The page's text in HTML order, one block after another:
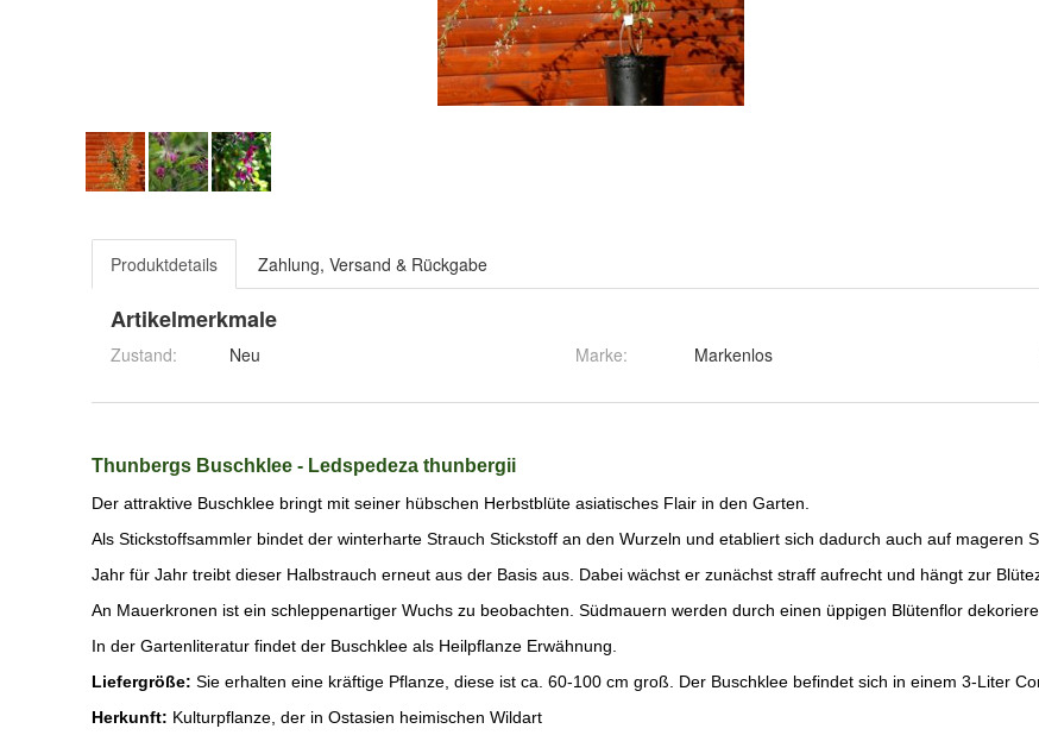
Produktdetails Zahlung, Versand & Rückgabe
Artikelmerkmale
Zustand: Neu Marke: Markenlos